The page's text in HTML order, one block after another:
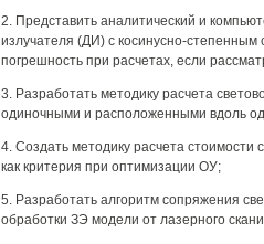
2. Представить аналитический и
излучателя (ДИ) с косинусно-степенным
погрешность при расчетах, если
3. Разработать методику расчета
одиночными и расположенными вдоль
4. Создать методику расчета стоимости
как критерия при оптимизации ОУ;
5. Разработать алгоритм сопряжения
обработки ЗЭ модели от лазерного